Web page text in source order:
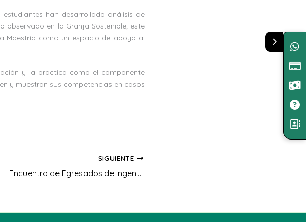
han desarrollado análisis de
observado en la Granja Sostenible; este
Maestría como un espacio de apoyo al
y la practica como el componente
y muestran sus competencias en casos
SIGUIENTE
Encuentro de Egresados de Ingeniería Industrial en UNIAGRARIA: un homenaje a la trayectoria y el conocimiento